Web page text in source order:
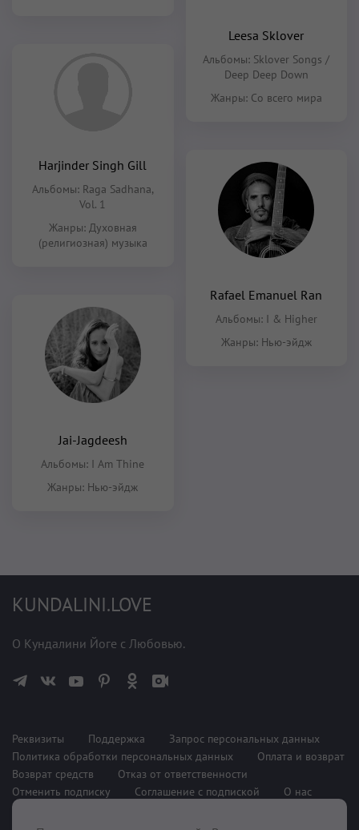
Harjinder Singh Gill
Альбомы: Raga Sadhana,
Vol. 1
Жанры: Духовная
(религиозная) музыка
Leesa Sklover
Альбомы: Sklover Songs /
Deep Deep Down
Жанры: Со всего мира
Jai-Jagdeesh
Альбомы: I Am Thine
Жанры: Нью-эйдж
Rafael Emanuel Ran
Альбомы: I & Higher
Жанры: Нью-эйдж
KUNDALINI.LOVE
О Кундалини Йоге с Любовью.
Реквизиты Поддержка
Запрос персональных данных
Политика обработки персональных данных
Оплата и возврат
Возврат средств
Отказ от ответственности
Отменить подписку
Соглашение с подпиской О нас